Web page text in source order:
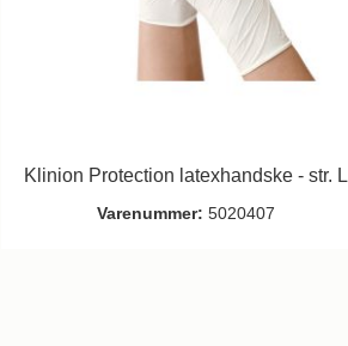
Klinion Protection latexhandske - str. L
Varenummer: 5020407